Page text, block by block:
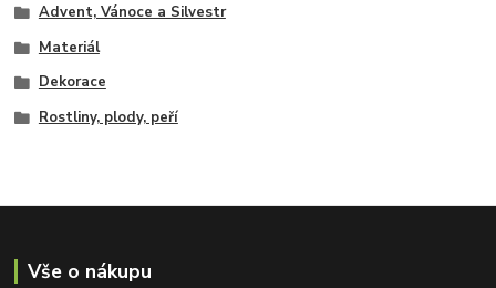
Advent, Vánoce a Silvestr
Materiál
Dekorace
Rostliny, plody, peří
Vše o nákupu